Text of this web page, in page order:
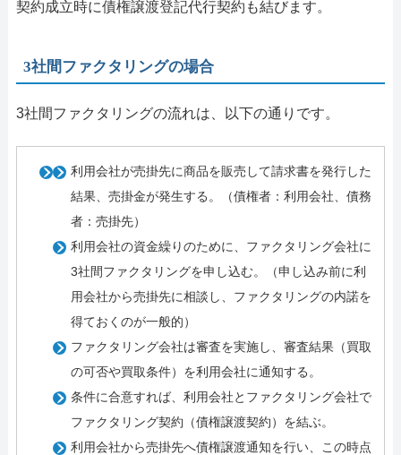
契約成立時に債権譲渡登記代行契約も結びます。
3社間ファクタリングの場合
3社間ファクタリングの流れは、以下の通りです。
利用会社が売掛先に商品を販売して請求書を発行した
結果、売掛金が発生する。（債権者：利用会社、債務
者：売掛先）
利用会社の資金繰りのために、ファクタリング会社に
3社間ファクタリングを申し込む。（申し込み前に利
用会社から売掛先に相談し、ファクタリングの内諾を
得ておくのが一般的）
ファクタリング会社は審査を実施し、審査結果（買取
の可否や買取条件）を利用会社に通知する。
条件に合意すれば、利用会社とファクタリング会社で
ファクタリング契約（債権譲渡契約）を結ぶ。
利用会社から売掛先へ債権譲渡通知を行い、この時点